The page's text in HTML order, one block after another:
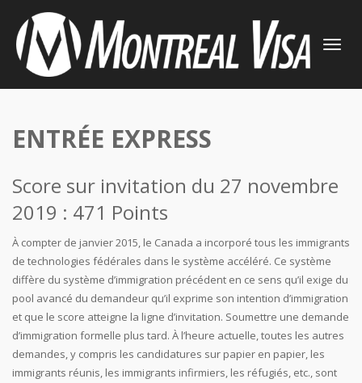
TOGGLE
ENTRÉE EXPRESS
Score sur invitation du 27 novembre
2019 : 471 Points
À compter de janvier 2015, le Canada a incorporé tous les immigrants
de technologies fédérales dans le système accéléré. Ce système
diffère du système d’immigration précédent en ce sens qu’il exige du
pool avancé du demandeur qu’il exprime son intention d’immigration
et que le score atteigne la ligne d’invitation. Soumettre une demande
d’immigration formelle plus tard. À l’heure actuelle, toutes les autres
demandes, y compris les candidatures sur papier en papier, les
immigrants réunis, les immigrants infirmiers, les réfugiés, etc., sont